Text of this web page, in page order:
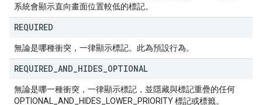
系統會顯示直向畫面位置較低的標記。
REQUIRED
無論是哪種衝突，一律顯示標記。此為預設行為。
REQUIRED AND HIDES OPTIONAL
無論是哪一種衝突，一律顯示標記，並隱藏與標記重疊的任何
OPTIONAL_AND_HIDES_LOWER_PRIORITY 標記或標籤。